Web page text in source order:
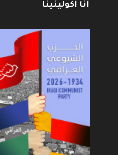
أنا أكولينينا